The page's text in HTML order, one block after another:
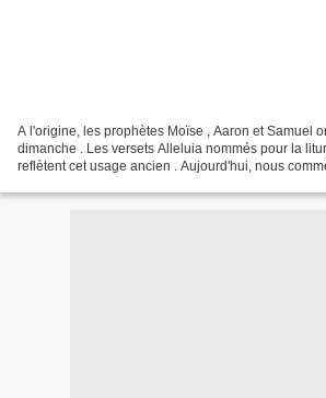
A l'origine, les prophètes Moïse , Aaron et Samuel
dimanche . Les versets Alleluia nommés pour la
reflètent cet usage ancien . Aujourd'hui, nous